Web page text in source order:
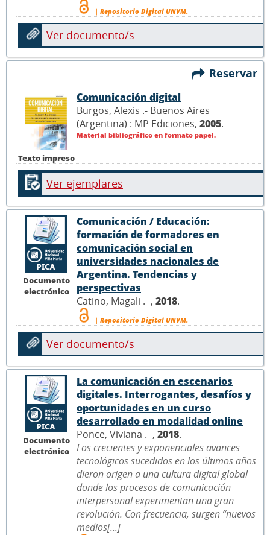
| Repositorio Digital UNVM.
Ver documento/s
Reservar
Texto impreso
Comunicación digital
Burgos, Alexis .- Buenos Aires
(Argentina) : MP Ediciones, 2005.
Material bibliográfico en formato papel.
Ver ejemplares
Documento
electrónico
Comunicación / Educación:
formación de formadores en
comunicación social en
universidades nacionales de
Argentina. Tendencias y
perspectivas
Catino, Magali .- , 2018.
| Repositorio Digital UNVM.
Ver documento/s
Documento
electrónico
La comunicación en escenarios
digitales. Interrogantes, desafíos y
oportunidades en un curso
desarrollado en modalidad online
Ponce, Viviana .- , 2018.
Los crecientes y exponenciales avances
tecnológicos sucedidos en los últimos años
dieron origen a una cultura digital global
donde los procesos de comunicación
interpersonal experimentan una gran
revolución. Con frecuencia, surgen “nuevos
medios[...]